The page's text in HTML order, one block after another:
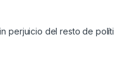
perjuicio del resto de